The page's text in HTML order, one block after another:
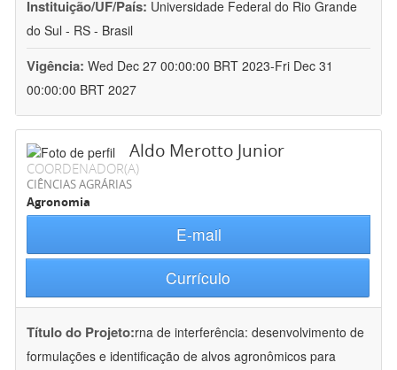
Instituição/UF/País: Universidade Federal do Rio Grande
do Sul - RS - Brasil
Vigência: Wed Dec 27 00:00:00 BRT 2023-Fri Dec 31
00:00:00 BRT 2027
Aldo Merotto Junior
COORDENADOR(A)
CIÊNCIAS AGRÁRIAS
Agronomia
E-mail
Currículo
Título do Projeto:rna de interferência: desenvolvimento de
formulações e identificação de alvos agronômicos para